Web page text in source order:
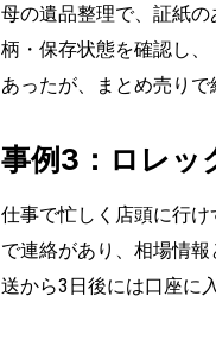
母の遺品整理で、証紙
柄・保存状態を確認し
あったが、まとめ売り
事例3：ロレッ
仕事で忙しく店頭に行
で連絡があり、相場情
送から3日後には口座に